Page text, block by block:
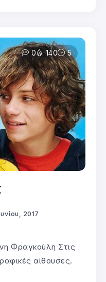
0 140 5
2017
Φραγκούλη Στις
αίθουσες.